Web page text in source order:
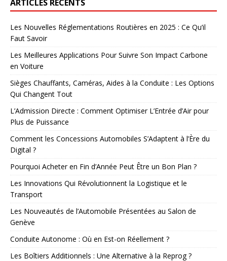
ARTICLES RÉCENTS
Les Nouvelles Réglementations Routières en 2025 : Ce Qu’il
Faut Savoir
Les Meilleures Applications Pour Suivre Son Impact Carbone
en Voiture
Sièges Chauffants, Caméras, Aides à la Conduite : Les Options
Qui Changent Tout
L’Admission Directe : Comment Optimiser L’Entrée d’Air pour
Plus de Puissance
Comment les Concessions Automobiles S’Adaptent à l’Ère du
Digital ?
Pourquoi Acheter en Fin d’Année Peut Être un Bon Plan ?
Les Innovations Qui Révolutionnent la Logistique et le
Transport
Les Nouveautés de l’Automobile Présentées au Salon de
Genève
Conduite Autonome : Où en Est-on Réellement ?
Les Boîtiers Additionnels : Une Alternative à la Reprog ?